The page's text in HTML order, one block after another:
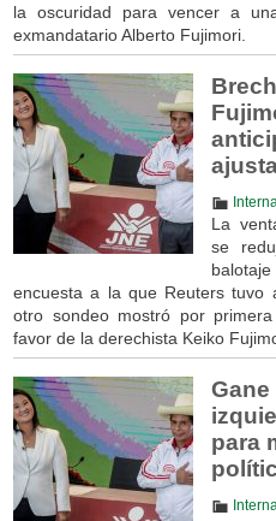
la oscuridad para vencer a
exmandatario Alberto Fujimori.
La
se
encuesta a la que Reuters tuvo
otro sondeo mostró por
favor de la derechista Keiko
Gane
para